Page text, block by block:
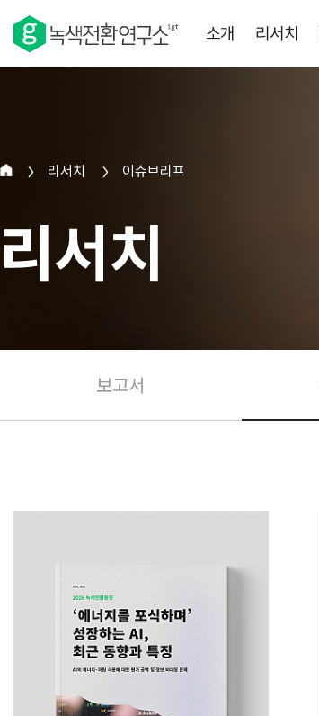
소개 리서치
> 리서치 > 이슈브리프
리서치
보고서